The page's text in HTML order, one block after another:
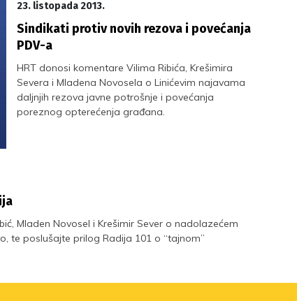
23. listopada 2013.
Sindikati protiv novih rezova i povećanja
PDV-a
HRT donosi komentare Vilima Ribića, Krešimira
Severa i Mladena Novosela o Linićevim najavama
daljnjih rezova javne potrošnje i povećanja
poreznog opterećenja građana.
Mladen Novosel i Krešimir Sever o nadolazećem
te poslušajte prilog Radija 101 o “tajnom”